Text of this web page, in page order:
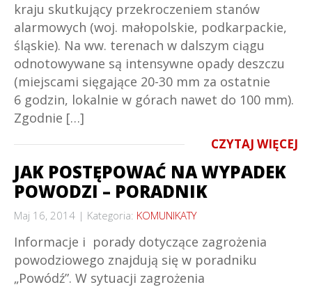
kraju skutkujący przekroczeniem stanów
alarmowych (woj. małopolskie, podkarpackie,
śląskie). Na ww. terenach w dalszym ciągu
odnotowywane są intensywne opady deszczu
(miejscami sięgające 20-30 mm za ostatnie
6 godzin, lokalnie w górach nawet do 100 mm).
Zgodnie […]
CZYTAJ WIĘCEJ
JAK POSTĘPOWAĆ NA WYPADEK
POWODZI – PORADNIK
Maj 16, 2014 Kategoria: KOMUNIKATY
Informacje i porady dotyczące zagrożenia
powodziowego znajdują się w poradniku
„Powódź”. W sytuacji zagrożenia